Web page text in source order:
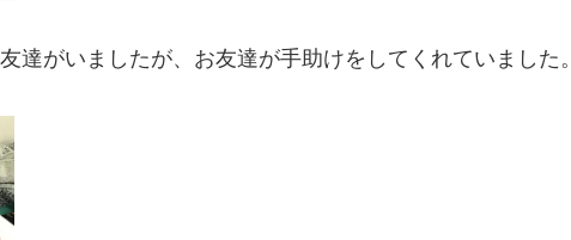
達がいましたが、お友達が手助けをしてくれていました。